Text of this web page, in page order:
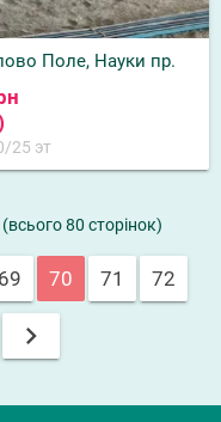
Поле, Науки пр.
25 эт
80 сторінок)
69 70 71 72
chevron_right